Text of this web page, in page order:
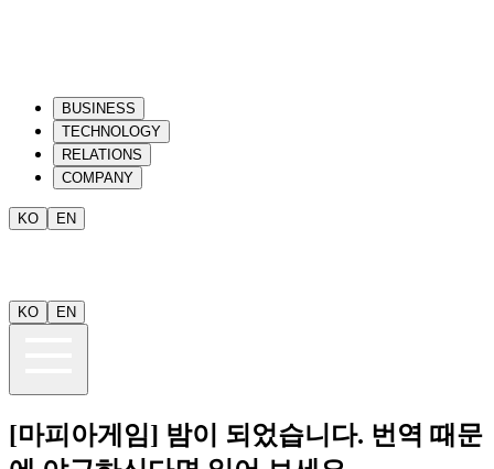
BUSINESS
TECHNOLOGY
RELATIONS
COMPANY
KO EN
KO EN
[마피아게임] 밤이 되었습니다. 번역 때문